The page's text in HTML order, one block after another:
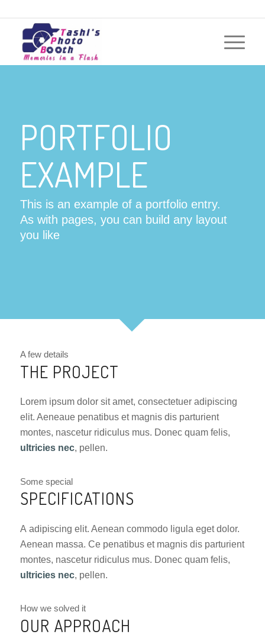
PORTFOLIO
EXAMPLE
This is an example of a portfolio entry.
As with pages, you can build any layout
you like
A few details
THE PROJECT
Lorem ipsum dolor sit amet, consectetuer adipiscing
elit. Aeneaue penatibus et magnis dis parturient
montes, nascetur ridiculus mus. Donec quam felis,
ultricies nec, pellen.
Some special
SPECIFICATIONS
A adipiscing elit. Aenean commodo ligula eget dolor.
Aenean massa. Ce penatibus et magnis dis parturient
montes, nascetur ridiculus mus. Donec quam felis,
ultricies nec, pellen.
How we solved it
OUR APPROACH